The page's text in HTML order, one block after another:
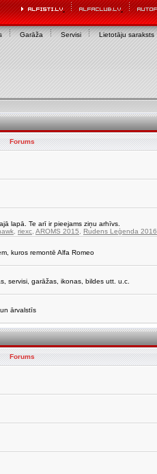
Garāža Servisi Lietotāju saraksts
Forums
lapā. Te arī ir pieejams ziņu arhīvs.
riexc AROMS 2015 Rudens Leģenda 2016
kuros remontē Alfa Romeo
servisi, garāžas, ikonas, bildes utt. u.c.
ārvalstīs
Forums